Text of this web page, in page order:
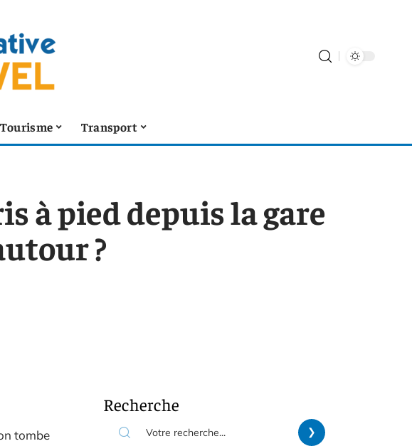
Tourisme Transport
à pied depuis la gare
?
tombe
Recherche